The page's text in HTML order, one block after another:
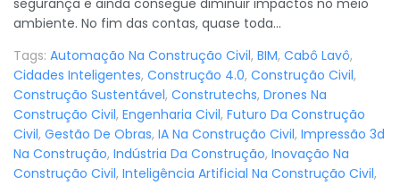
segurança e ainda consegue diminuir impactos no meio
ambiente. No fim das contas, quase toda...
Tags: Automação Na Construção Civil, BIM, Cabô Lavô,
Cidades Inteligentes, Construção 4.0, Construção Civil,
Construção Sustentável, Construtechs, Drones Na
Construção Civil, Engenharia Civil, Futuro Da Construção
Civil, Gestão De Obras, IA Na Construção Civil, Impressão 3d
Na Construção, Indústria Da Construção, Inovação Na
Construção Civil, Inteligência Artificial Na Construção Civil,